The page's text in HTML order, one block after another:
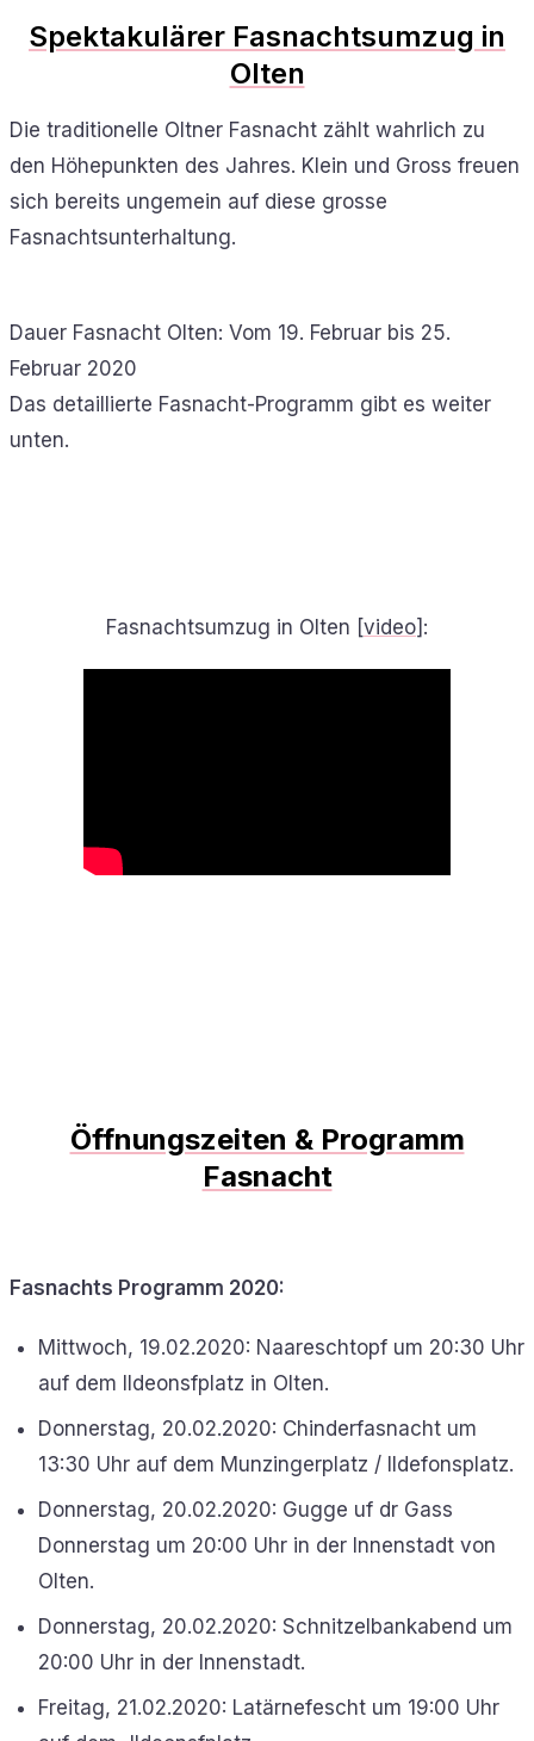
Spektakulärer Fasnachtsumzug in
Olten
Die traditionelle Oltner Fasnacht zählt wahrlich zu
den Höhepunkten des Jahres. Klein und Gross freuen
sich bereits ungemein auf diese grosse
Fasnachtsunterhaltung.
Dauer Fasnacht Olten: Vom 19. Februar bis 25.
Februar 2020
Das detaillierte Fasnacht-Programm gibt es weiter
unten.
Fasnachtsumzug in Olten [video]:
Öffnungszeiten & Programm
Fasnacht
Fasnachts Programm 2020:
Mittwoch, 19.02.2020: Naareschtopf um 20:30 Uhr
auf dem Ildeonsfplatz in Olten.
Donnerstag, 20.02.2020: Chinderfasnacht um
13:30 Uhr auf dem Munzingerplatz / Ildefonsplatz.
Donnerstag, 20.02.2020: Gugge uf dr Gass
Donnerstag um 20:00 Uhr in der Innenstadt von
Olten.
Donnerstag, 20.02.2020: Schnitzelbankabend um
20:00 Uhr in der Innenstadt.
Freitag, 21.02.2020: Latärnefescht um 19:00 Uhr